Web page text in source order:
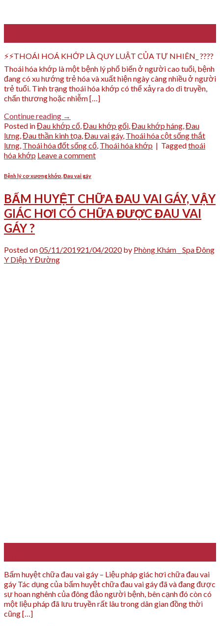
⚡️⚡️THOÁI HOÁ KHỚP LÀ QUY LUẬT CỦA TỰ NHIÊN_ ????
Thoái hóa khớp là một bệnh lý phổ biến ở người cao tuổi, bệnh
đang có xu hướng trẻ hóa và xuất hiện ngày càng nhiều ở người
trẻ tuổi. Tình trạng thoái hóa khớp có thể xảy ra do di truyền,
chấn thương hoặc nhiễm […]
Continue reading →
Posted inĐau khớp cổ,Đau khớp gối,Đau khớp háng,Đau
lưng,Đau thần kinh tọa,Đau vai gáy, Thoái hóa cột sống thắt
lưng, Thoái hóa đốt sống cổ, Thoái hóa khớp | Taggedthoái
hóa khớp Leave a comment
Bệnh lý cơ xương khớp Đau vai gáy
BẤM HUYỆT CHỮA ĐAU VAI GÁY, VẬY
GIÁC HƠI CÓ CHỮA ĐƯỢC ĐAU VAI
GÁY ?
Posted on05/11/201921/04/2020by Phòng Khám _ Spa Đông
Y Diệp Y Đường
Bấm huyệt chữa đau vai gáy – Liệu pháp giác hơi chữa đau vai
gáy Tác dụng của bấm huyệt chữa đau vai gáy đã và đang được
sự hoan nghênh của đông đảo người bệnh, bên cạnh đó còn có
một liệu pháp đã lưu truyền rất lâu trong dân gian đồng thời
cũng […]